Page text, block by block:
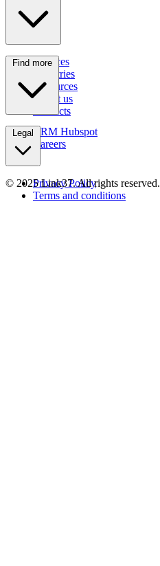
Services
Industries
Resources
About us
Contacts
Find more
CRM Hubspot
Careers
Legal
Privacy Policy
Terms and conditions
© 2025 Link37. All rights reserved.